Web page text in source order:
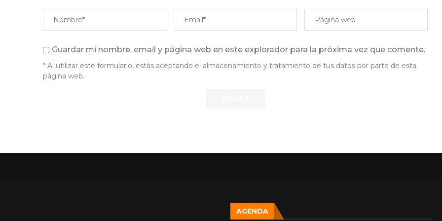
Guardar mi nombre, email y página web en este explorador para la próxima vez que comente.
* Al utilizar este formulario, estás aceptando el almacenamiento y tratamiento de tus datos por parte de esta
página web.
AGENDA